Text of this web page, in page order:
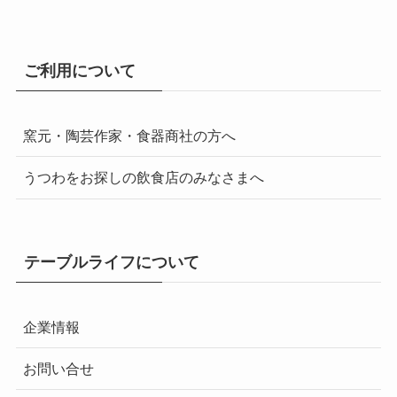
ご利用について
窯元・陶芸作家・食器商社の方へ
うつわをお探しの飲食店のみなさまへ
テーブルライフについて
企業情報
お問い合せ